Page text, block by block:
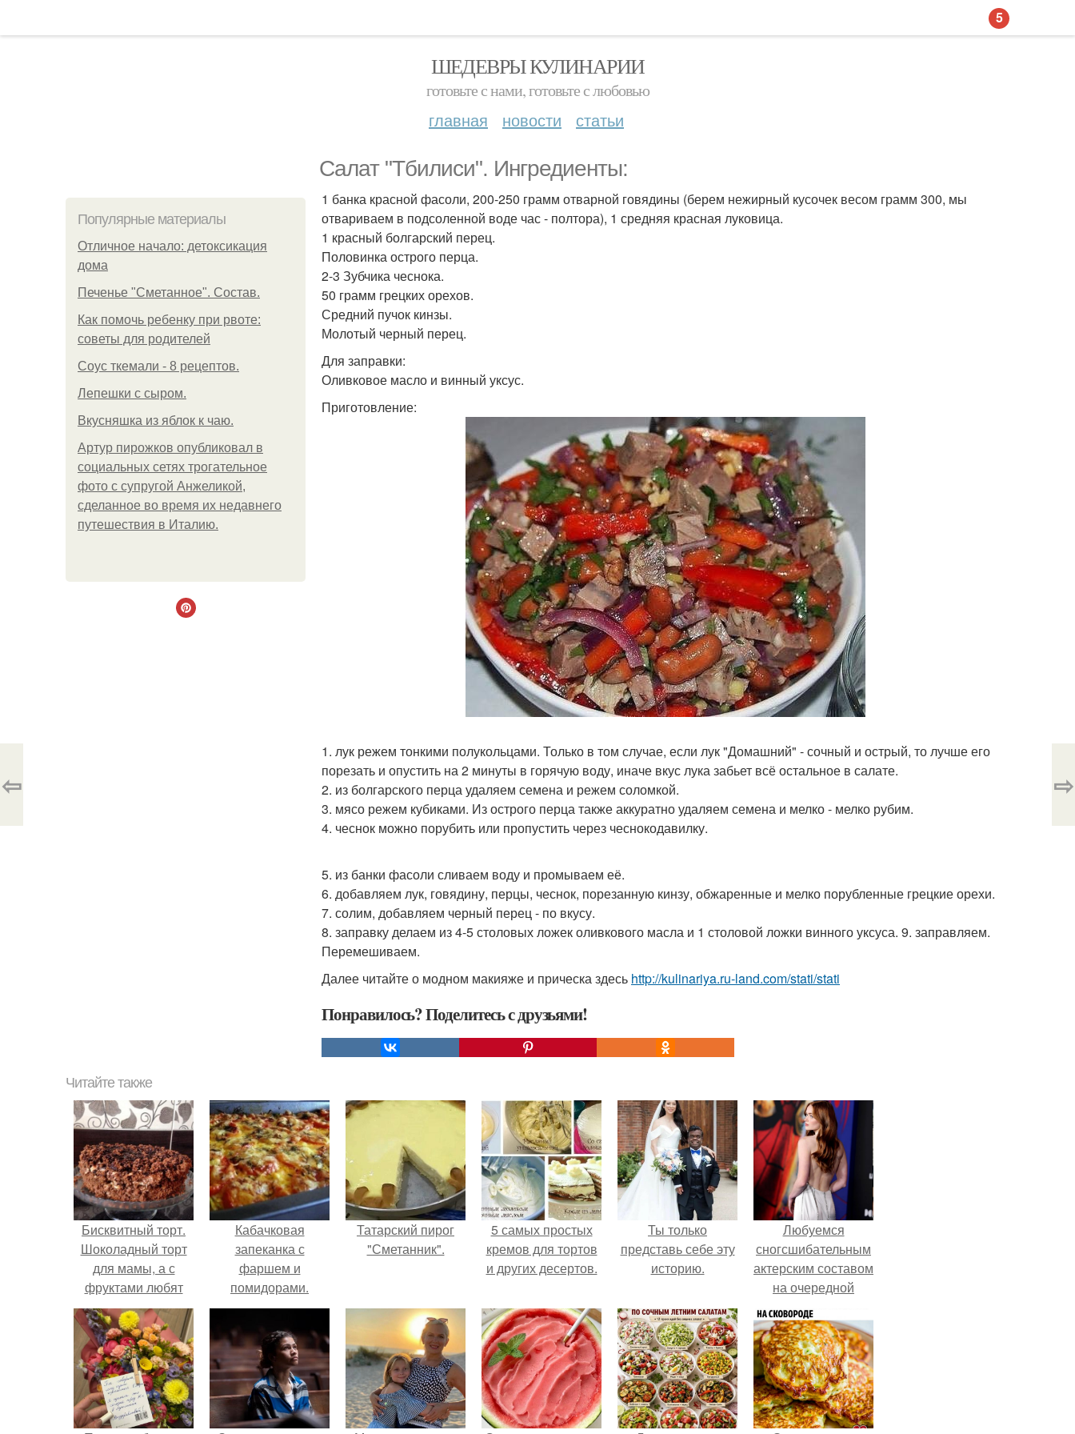
ШЕДЕВРЫ КУЛИНАРИИ
готовьте с нами, готовьте с любовью
главная новости статьи
Салат "Тбилиси". Ингредиенты:
Популярные материалы
Отличное начало: детоксикация
дома
Печенье "Сметанное". Состав.
Как помочь ребенку при рвоте:
советы для родителей
Соус ткемали - 8 рецептов.
Лепешки с сыром.
Вкусняшка из яблок к чаю.
Артур пирожков опубликовал в
социальных сетях трогательное
фото с супругой Анжеликой,
сделанное во время их недавнего
путешествия в Италию.
1 банка красной фасоли, 200-250 грамм отварной говядины (берем нежирный кусочек весом грамм 300, мы
отвариваем в подсоленной воде час - полтора), 1 средняя красная луковица.
1 красный болгарский перец.
Половинка острого перца.
2-3 Зубчика чеснока.
50 грамм грецких орехов.
Средний пучок кинзы.
Молотый черный перец.
Для заправки:
Оливковое масло и винный уксус.
Приготовление:
1. лук режем тонкими полукольцами. Только в том случае, если лук "Домашний" - сочный и острый, то лучше его
порезать и опустить на 2 минуты в горячую воду, иначе вкус лука забьет всё остальное в салате.
2. из болгарского перца удаляем семена и режем соломкой.
3. мясо режем кубиками. Из острого перца также аккуратно удаляем семена и мелко - мелко рубим.
4. чеснок можно порубить или пропустить через чеснокодавилку.
5. из банки фасоли сливаем воду и промываем её.
6. добавляем лук, говядину, перцы, чеснок, порезанную кинзу, обжаренные и мелко порубленные грецкие орехи.
7. солим, добавляем черный перец - по вкусу.
8. заправку делаем из 4-5 столовых ложек оливкового масла и 1 столовой ложки винного уксуса. 9. заправляем.
Перемешиваем.
Далее читайте о модном макияже и прическа здесь http://kulinariya.ru-land.com/stati/stati
Понравилось? Поделитесь с друзьями!
⇦ ⇨
Читайте также
Бисквитный торт.
Шоколадный торт
для мамы, а с
фруктами любят
мои подруги.
Кабачковая
запеканка с
фаршем и
помидорами.
Татарский пирог
"Сметанник".
5 самых простых
кремов для тортов
и других десертов.
Ты только
представь себе эту
историю.
Любуемся
сногсшибательным
актерским составом
на очередной
премьере нового
человека - паука.
5